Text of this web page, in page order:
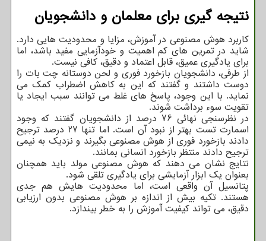
نتیجه گیری برای معلمان و دانشجویان
کاربرد هوش مصنوعی در آموزش، مزایا و محدودیت هایی دارد.
شاید در تمرین های کم اهمیت و خودآزمایی مفید باشد، اما
برای یادگیری عمیق، قابل اعتماد و دقیق، کافی نیست.
از طرفی، دانشجویان بازخورد فوری و لحن دوستانه چت بات را
دوست داشتند و گفتند که این به کاهش اضطراب کمک می
نماید. با این وجود، پاسخ های غلط می توانند سبب ایجاد یا
تقویت سوء برداشت شوند.
در نظرسنجی نهائی 76 درصد از دانشجویان گفتند که وجود
اسمارت تست بهتر از نبود آن است. اما تنها 27 درصد ترجیح
دادند بازخورد فوری از هوش مصنوعی بگیرند و نزدیک به نیمی
ترجیح دادند منتظر بازخورد انسانی بمانند.
نتایج نشان می دهند که هوش مصنوعی مولد باید همچنان
بعنوان یک ابزار آزمایشی برای یادگیری تلقی شود.
پتانسیل آن واقعی است، اما محدودیت هایش هم جدی
هستند. تکیه بیش از اندازه بر هوش مصنوعی بدون ارزیابی
دقیق، می تواند کیفیت آموزش را به خطر بیندازد.